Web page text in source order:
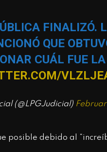
FINALIZÓ.
QUE
CUÁL FUE
(@LPGJudicial)
posible debido al